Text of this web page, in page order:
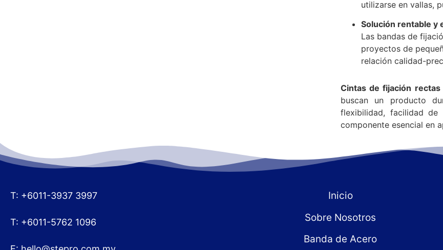
utilizarse en vallas,
Solución rentable y
Las bandas de
proyectos de
relación calidad-
Cintas de fijación rectas
buscan un producto
flexibilidad, facilidad
componente esencial en
T: +6011-3937 3997
T: +6011-5762 1096
Inicio
Sobre Nosotros
Banda de Acero